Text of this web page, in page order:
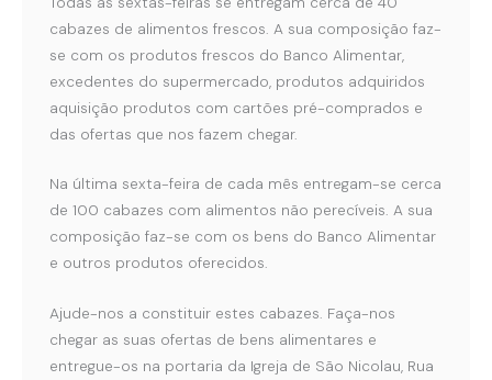
cabazes de alimentos frescos. A sua composição faz-
se com os produtos frescos do Banco Alimentar,
excedentes do supermercado, produtos adquiridos
aquisição produtos com cartões pré-comprados e
das ofertas que nos fazem chegar.
Na última sexta-feira de cada mês entregam-se cerca
de 100 cabazes com alimentos não perecíveis. A sua
composição faz-se com os bens do Banco Alimentar
e outros produtos oferecidos.
Ajude-nos a constituir estes cabazes. Faça-nos
chegar as suas ofertas de bens alimentares e
entregue-os na portaria da Igreja de São Nicolau, Rua